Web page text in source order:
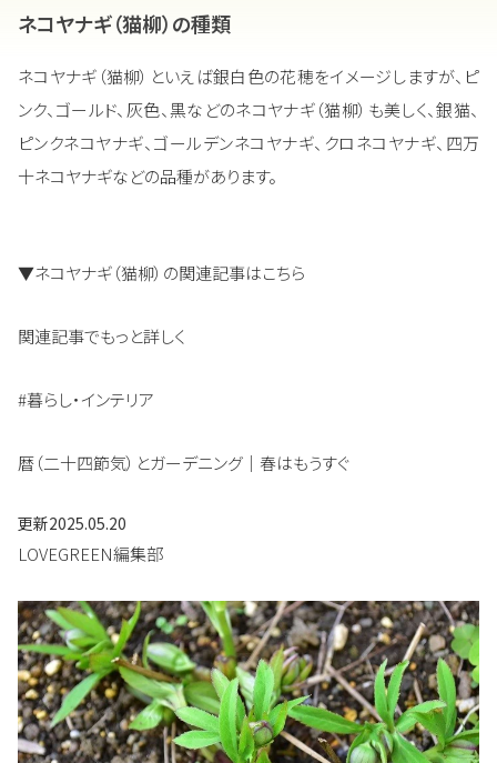
ネコヤナギ（猫柳）の種類
ネコヤナギ（猫柳）といえば銀白色の花穂をイメージしますが、ピ
ンク、ゴールド、灰色、黒などのネコヤナギ（猫柳）も美しく、銀猫、
ピンクネコヤナギ、ゴールデンネコヤナギ、クロネコヤナギ、四万
十ネコヤナギなどの品種があります。
▼ネコヤナギ（猫柳）の関連記事はこちら
関連記事でもっと詳しく
#暮らし・インテリア
暦（二十四節気）とガーデニング｜春はもうすぐ
更新2025.05.20
LOVEGREEN編集部